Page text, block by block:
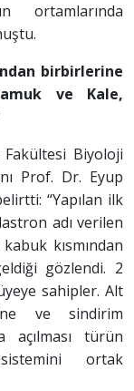
ortamlarında
birbirlerine
ve Kale,
Biyoloji
Prof. Dr. Eyup
“Yapılan ilk
adı verilen
kısmından
gözlendi. 2
sahipler. Alt
ve sindirim
açılması türün
ortak